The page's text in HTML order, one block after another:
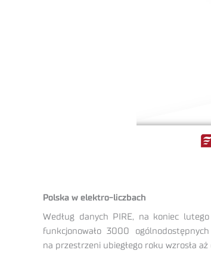
Polska w elektro-liczbach
Według danych PIRE, na koniec
funkcjonowało 3000
na przestrzeni ubiegłego roku wzrosła